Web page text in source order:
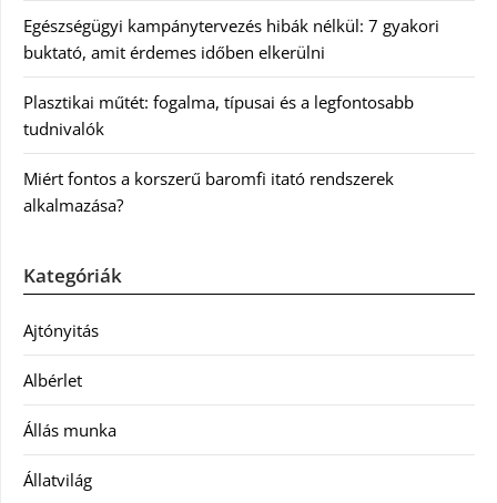
Egészségügyi kampánytervezés hibák nélkül: 7 gyakori
buktató, amit érdemes időben elkerülni
Plasztikai műtét: fogalma, típusai és a legfontosabb
tudnivalók
Miért fontos a korszerű baromfi itató rendszerek
alkalmazása?
Kategóriák
Ajtónyitás
Albérlet
Állás munka
Állatvilág